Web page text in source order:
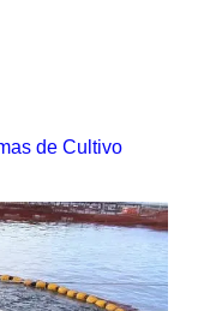
de Cultivo